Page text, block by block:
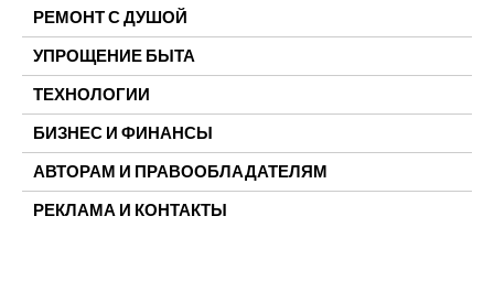
РЕМОНТ С ДУШОЙ
УПРОЩЕНИЕ БЫТА
ТЕХНОЛОГИИ
БИЗНЕС И ФИНАНСЫ
АВТОРАМ И ПРАВООБЛАДАТЕЛЯМ
РЕКЛАМА И КОНТАКТЫ